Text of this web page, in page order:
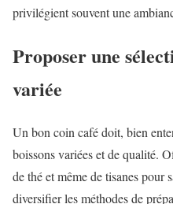
privilégient souvent une
Proposer une
variée
Un bon coin café doit, bien
boissons variées et de qualité.
de thé et même de tisanes pour
diversifier les méthodes de